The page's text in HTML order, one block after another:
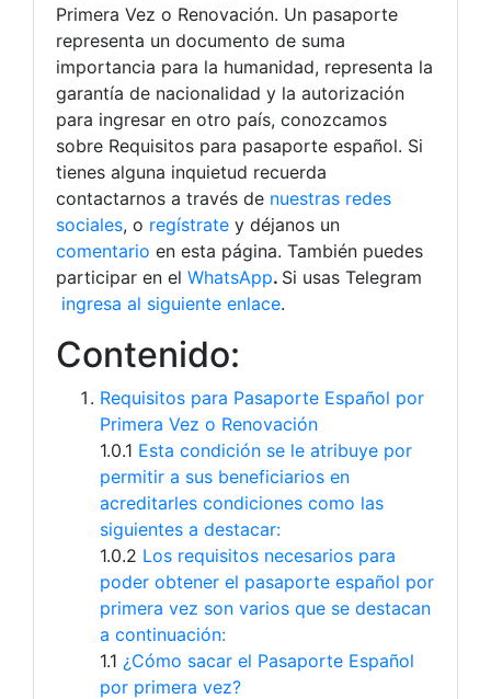
Primera Vez o Renovación. Un pasaporte
representa un documento de suma
importancia para la humanidad, representa la
garantía de nacionalidad y la autorización
para ingresar en otro país, conozcamos
sobre Requisitos para pasaporte español. Si
tienes alguna inquietud recuerda
contactarnos a través de nuestras redes
sociales, o regístrate y déjanos un
comentario en esta página. También puedes
participar en el WhatsApp. Si usas Telegram
ingresa al siguiente enlace.
Contenido:
Requisitos para Pasaporte Español por
Primera Vez o Renovación
1.0.1 Esta condición se le atribuye por
permitir a sus beneficiarios en
acreditarles condiciones como las
siguientes a destacar:
1.0.2 Los requisitos necesarios para
poder obtener el pasaporte español por
primera vez son varios que se destacan
a continuación:
1.1 ¿Cómo sacar el Pasaporte Español
por primera vez?